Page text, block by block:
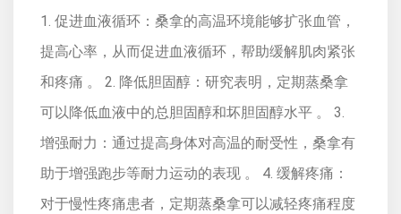
1. 促进血液循环：桑拿的高温环境能够扩张血管，
提高心率，从而促进血液循环，帮助缓解肌肉紧张
和疼痛 。 2. 降低胆固醇：研究表明，定期蒸桑拿
可以降低血液中的总胆固醇和坏胆固醇水平 。 3.
增强耐力：通过提高身体对高温的耐受性，桑拿有
助于增强跑步等耐力运动的表现 。 4. 缓解疼痛：
对于慢性疼痛患者，定期蒸桑拿可以减轻疼痛程度